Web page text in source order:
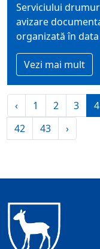
Serviciului
avizare
organizată în
Vezi mai mult
‹ 1 2 3 4
42
43 ›